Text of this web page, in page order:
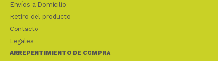
Envíos a Domicilio
Retiro del producto
Contacto
Legales
ARREPENTIMIENTO DE COMPRA